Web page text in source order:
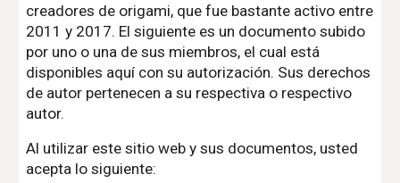
creadores de origami, que fue bastante activo entre
2011 y 2017. El siguiente es un documento subido
por uno o una de sus miembros, el cual está
disponibles aquí con su autorización. Sus derechos
de autor pertenecen a su respectiva o respectivo
autor.
Al utilizar este sitio web y sus documentos, usted
acepta lo siguiente: